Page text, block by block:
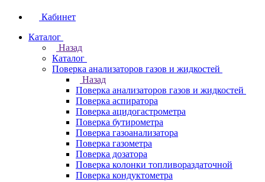
Кабинет
Каталог
Назад
Каталог
Поверка анализаторов газов и жидкостей
Назад
Поверка анализаторов газов и жидкостей
Поверка аспиратора
Поверка ацидогастрометра
Поверка бутирометра
Поверка газоанализатора
Поверка газометра
Поверка дозатора
Поверка колонки топливораздаточной
Поверка кондуктометра